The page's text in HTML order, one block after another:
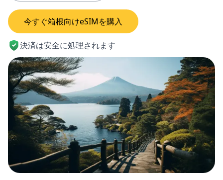
今すぐ箱根向けeSIMを購入
決済は安全に処理されます